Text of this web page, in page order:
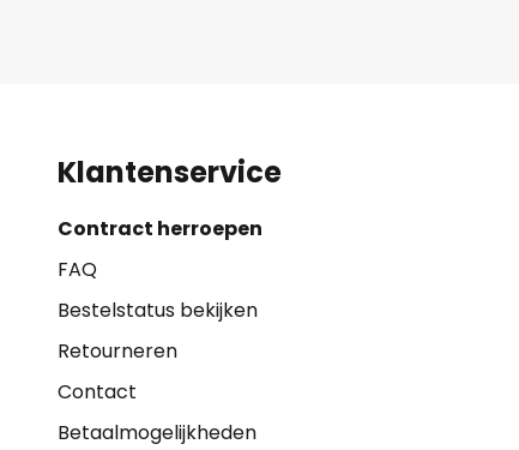
Klantenservice
Contract herroepen
FAQ
Bestelstatus bekijken
Retourneren
Contact
Betaalmogelijkheden